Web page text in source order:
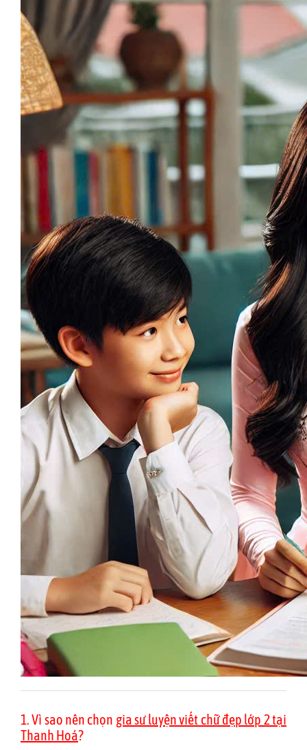
1. Vì sao nên chọn gia sư luyện viết chữ đẹp lớp 2 tại
Thanh Hoá?